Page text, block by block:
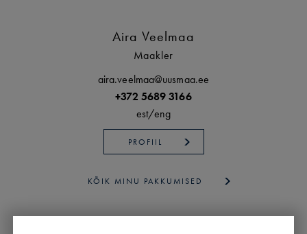
Aira Veelmaa
Maakler
aira.veelmaa@uusmaa.ee
+372 5689 3166
est/eng
PROFIIL
KÕIK MINU PAKKUMISED